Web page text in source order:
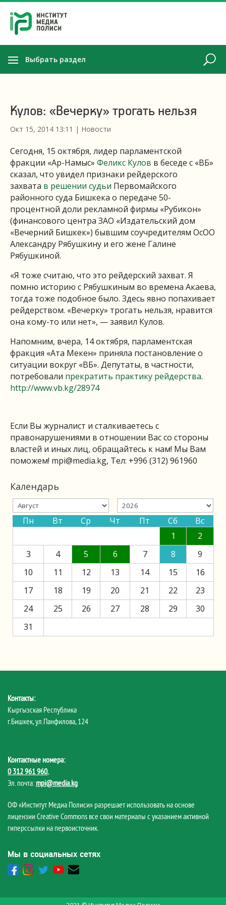
Выбрать раздел
Кулов: «Вечерку» трогать нельзя
Окт 15, 2014 13:11 | Новости
Сегодня, 15 октября, лидер парламентской
фракции «Ар-Намыс» Феликс Кулов в беседе с «ВБ»
сказал, что увидел признаки рейдерского
захвата в решении судьи Первомайского
районного суда Бишкека о передаче 50-
процентной доли рекламной фирмы «Рубикон»
(финансового центра ЗАО «Издательский дом
«Вечерний Бишкек») бывшим соучредителям ОсОО
Александру Рябушкину и его жене Галине
Рябушкиной.
«Я тоже считаю, что это рейдерский захват. Я
помню историю с Рябушкиным во времена Акаева,
тогда тоже подобное было. Здесь явно попахивает
рейдерством. «Вечерку» трогать нельзя, нравится
она кому-то или нет», — заявил Кулов.
Напомним, вчера, 14 октября, парламентская
фракция «Ата Мекен» приняла постановление о
ситуации вокруг «ВБ». Депутаты, в частности,
потребовали прекратить практику рейдерства.
http://www.vb.kg/28974
Если Вы журналист и сталкиваетесь с
правонарушениями в отношении Вас со стороны
властей и иных лиц, обращайтесь к нам! Мы Вам
поможем! mpi@media.kg, Тел: +996 (312) 961960
Календарь
Пн Вт Ср Чт Пт Сб
Вс
1
2
3
4 5 6 7 8
9
10
11 12 13 14 15
16
17
18 19 20 21 22
23
24
25 26 27 28 29
30
31
Контакты:
Кыргызская Республика
г.Бишкек, ул.Панфилова, 124
Контактные номера:
0 312 961 960,
Эл. почта: mpi@media.kg
ОФ «Институт Медиа Полиси» разрешает использовать на основе
лицензии Creative Commons все свои материалы с указанием активной
гиперссылки на первоисточник.
Мы в социальных сетях